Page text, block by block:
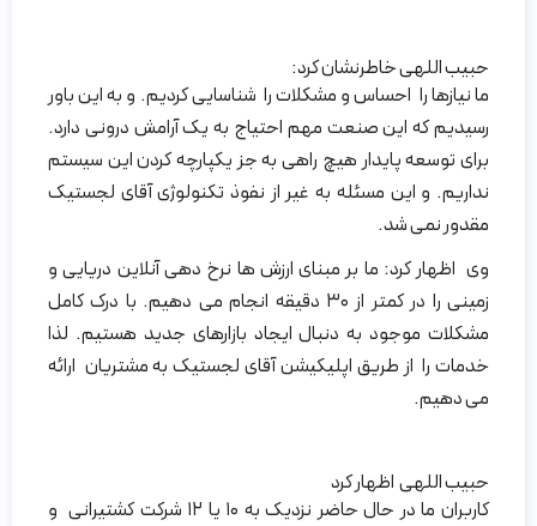
حبیب اللهی خاطرنشان کرد:
ما نیازها را احساس و مشکلات را شناسایی کردیم. و به این باور
رسیدیم که این صنعت مهم احتیاج به یک آرامش درونی دارد.
برای توسعه پایدار هیچ راهی به جز یکپارچه کردن این سیستم
نداریم. و این مسئله به غیر از نفوذ تکنولوژی آقای لجستیک
مقدور نمی شد.
وی اظهار کرد: ما بر مبنای ارزش ها نرخ‌ دهی آنلاین دریایی و
زمینی را در کمتر از ۳۰ دقیقه انجام می دهیم. با درک کامل
مشکلات موجود به دنبال ایجاد بازارهای جدید هستیم. لذا
خدمات را از طریق اپلیکیشن آقای لجستیک به مشتریان ارائه
می دهیم.
حبیب اللهی اظهار کرد
کاربران ما در حال حاضر نزدیک به ۱۰ یا ۱۲ شرکت کشتیرانی و